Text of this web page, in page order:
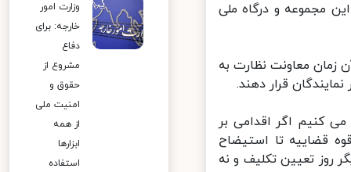
مجموعه و درگاه ملی
قانون در آبان ماه ۱۴۰۱ است و تا آن زمان معاونت نظارت به
قرار دهند.
کنیم اگر اقدامی بر
قضاییه تا استیضاح
روز تعیین تکلیف و نه
وزارت امور
خارجه: برای
دفاع
مشروع از
حقوق و
امنیت ملی
از همه
ابزارها
استفاده